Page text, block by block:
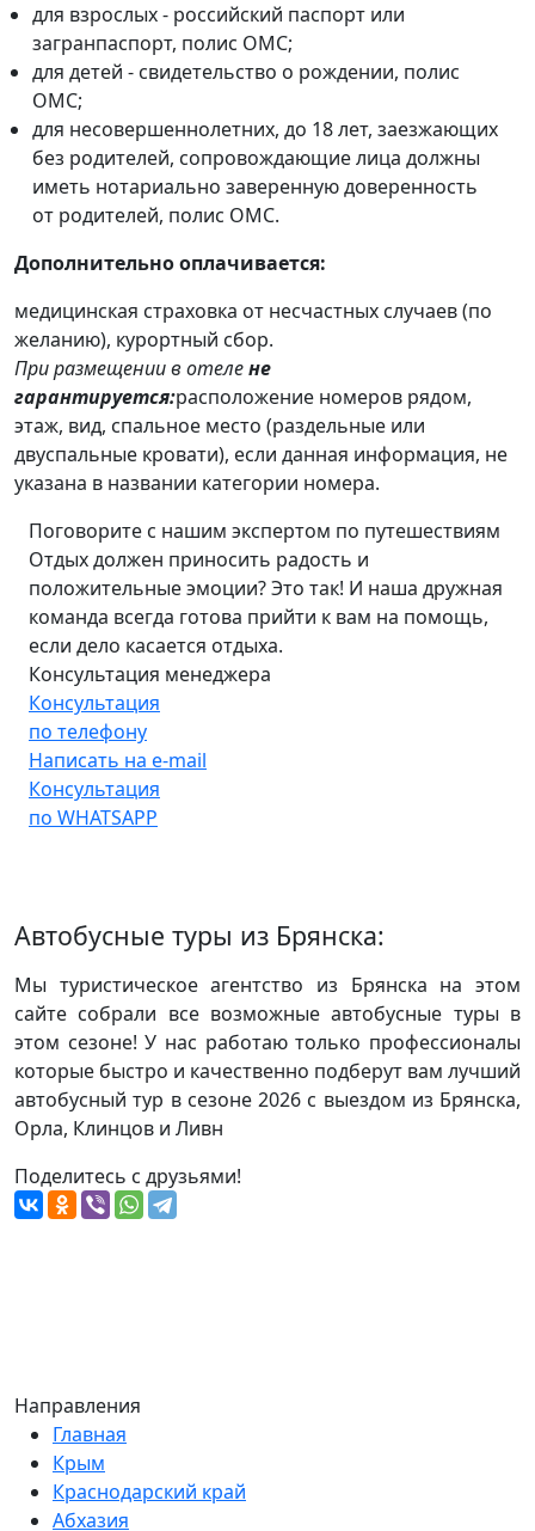
для взрослых - российский паспорт или
загранпаспорт, полис ОМС;
для детей - свидетельство о рождении, полис
ОМС;
для несовершеннолетних, до 18 лет, заезжающих
без родителей, сопровождающие лица должны
иметь нотариально заверенную доверенность
от родителей, полис ОМС.
Дополнительно оплачивается:
медицинская страховка от несчастных случаев (по
желанию), курортный сбор.
При размещении в отелене
гарантируется:расположение номеров рядом,
этаж, вид, спальное место (раздельные или
двуспальные кровати), если данная информация, не
указана в названии категории номера.
Поговорите с нашим экспертом по путешествиям
Отдых должен приносить радость и
положительные эмоции? Это так! И наша дружная
команда всегда готова прийти к вам на помощь,
если дело касается отдыха.
Консультация менеджера
Консультация
по телефону
Написать на e-mail
Консультация
по WHATSAPP
Автобусные туры из Брянска:
Мы туристическое агентство из Брянска на этом
сайте собрали все возможные автобусные туры в
этом сезоне! У нас работаю только профессионалы
которые быстро и качественно подберут вам лучший
автобусный тур в сезоне 2026 с выездом из Брянска,
Орла, Клинцов и Ливн
Поделитесь с друзьями!
Направления
Главная
Крым
Краснодарский край
Абхазия